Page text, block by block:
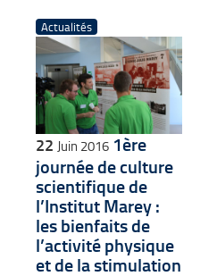
Actualités
22 Juin 2016 1ère
journée de culture
scientifique de
l’Institut Marey :
les bienfaits de
l’activité physique
et de la stimulation